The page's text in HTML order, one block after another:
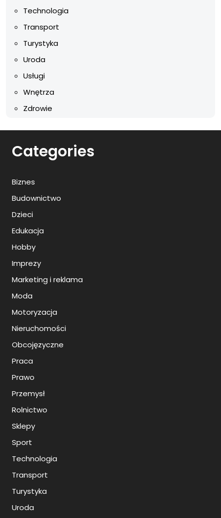
Technologia
Transport
Turystyka
Uroda
Usługi
Wnętrza
Zdrowie
Categories
Biznes
Budownictwo
Dzieci
Edukacja
Hobby
Imprezy
Marketing i reklama
Moda
Motoryzacja
Nieruchomości
Obcojęzyczne
Praca
Prawo
Przemysł
Rolnictwo
Sklepy
Sport
Technologia
Transport
Turystyka
Uroda